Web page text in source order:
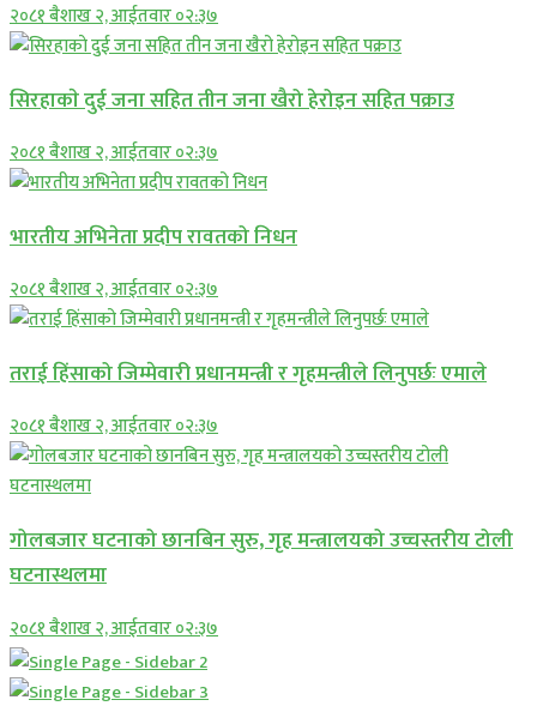
२०८१ बैशाख २, आईतवार ०२:३७
सिरहाकाे दुई जना सहित तीन जना खैरो हेरोइन सहित पक्राउ
२०८१ बैशाख २, आईतवार ०२:३७
भारतीय अभिनेता प्रदीप रावतको निधन
२०८१ बैशाख २, आईतवार ०२:३७
तराई हिंसाको जिम्मेवारी प्रधानमन्त्री र गृहमन्त्रीले लिनुपर्छः एमाले
२०८१ बैशाख २, आईतवार ०२:३७
गोलबजार घटनाको छानबिन सुरु, गृह मन्त्रालयको उच्चस्तरीय टोली
घटनास्थलमा
२०८१ बैशाख २, आईतवार ०२:३७